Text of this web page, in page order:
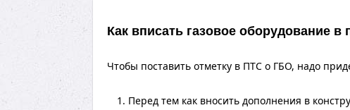
Как вписать газовое оборудование
Чтобы поставить отметку в ПТС о ГБО, надо
Перед тем как вносить дополнения в